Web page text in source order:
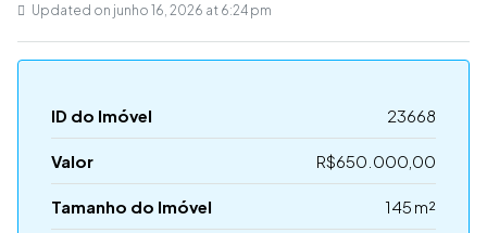
Updated on junho 16, 2026 at 6:24 pm
ID do Imóvel 23668
Valor R$650.000,00
Tamanho do Imóvel 145 m²